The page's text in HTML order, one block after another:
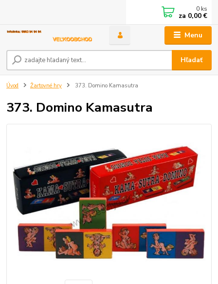
Menu
Hľadať
0 ks
za 0,00 €
Úvod Žartovné hry 373. Domino Kamasutra
373. Domino Kamasutra